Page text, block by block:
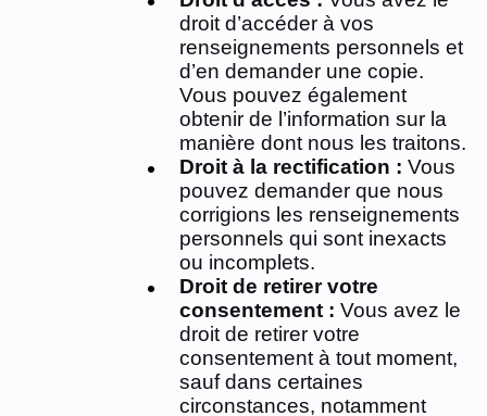
droit d’accéder à vos
renseignements personnels et
d’en demander une copie.
Vous pouvez également
obtenir de l’information sur la
manière dont nous les traitons.
Droit à la rectification : Vous
pouvez demander que nous
corrigions les renseignements
personnels qui sont inexacts
ou incomplets.
Droit de retirer votre
consentement : Vous avez le
droit de retirer votre
consentement à tout moment,
sauf dans certaines
circonstances, notamment